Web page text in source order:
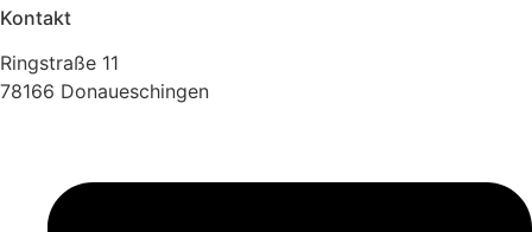
Kontakt
Ringstraße 11
78166 Donaueschingen